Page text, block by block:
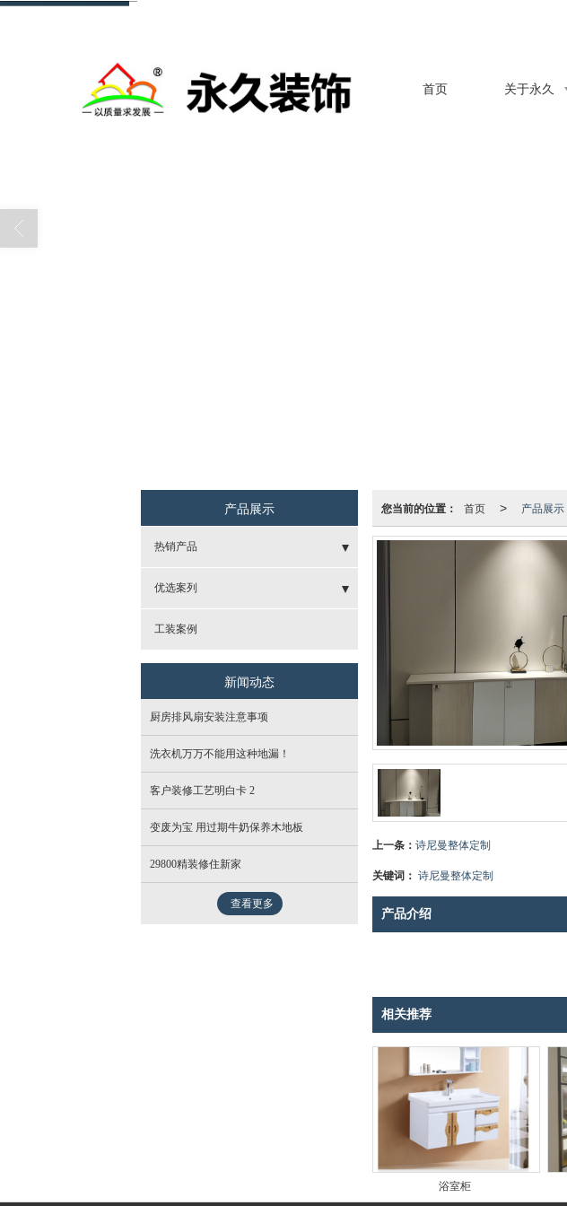
首页 关于永久
您当前的位置： 首页 > 产品展示
上一条： 诗尼曼整体定制
关键词： 诗尼曼整体定制
产品介绍
相关推荐
浴室柜
产品展示
热销产品
- 艾莱克合金门
- 重庆cc木门
- 贝亚克木地板
- 马岛卫浴
优选案列
- 新中式
- 现代
- 美式
- 港式
- 北欧
工装案例
新闻动态
厨房排风扇安装注意事项
洗衣机万万不能用这种地漏！
客户装修工艺明白卡 2
变废为宝 用过期牛奶保养木地板
29800精装修住新家
查看更多